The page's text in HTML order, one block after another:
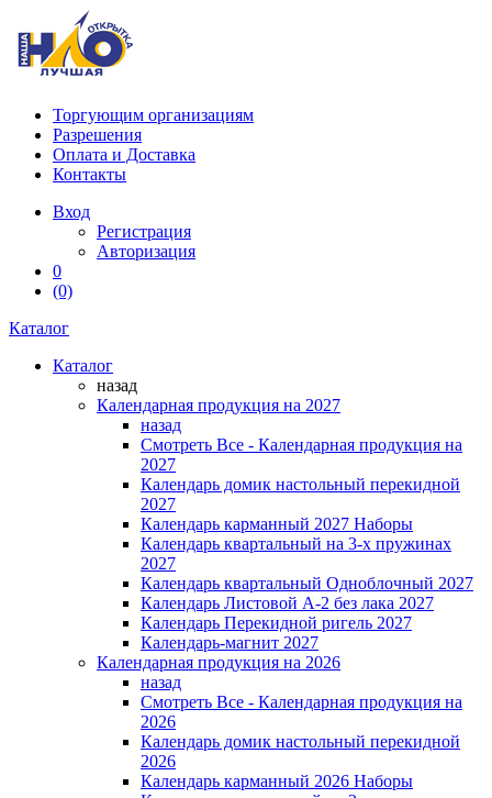
Торгующим организациям
Разрешения
Оплата и Доставка
Контакты
Вход
Регистрация
Авторизация
0
(0)
Каталог
Каталог
назад
Календарная продукция на 2027
назад
Смотреть Все - Календарная продукция на
2027
Календарь домик настольный перекидной
2027
Календарь карманный 2027 Наборы
Календарь квартальный на 3-х пружинах
2027
Календарь квартальный Одноблочный 2027
Календарь Листовой А-2 без лака 2027
Календарь Перекидной ригель 2027
Календарь-магнит 2027
Календарная продукция на 2026
назад
Смотреть Все - Календарная продукция на
2026
Календарь домик настольный перекидной
2026
Календарь карманный 2026 Наборы